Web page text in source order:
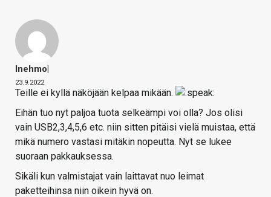
Inehmo|
23.9.2022
Teille ei kyllä näköjään kelpaa mikään.
Eihän tuo nyt paljoa tuota selkeämpi voi olla? Jos olisi
vain USB2,3,4,5,6 etc. niin sitten pitäisi vielä muistaa, että
mikä numero vastasi mitäkin nopeutta. Nyt se lukee
suoraan pakkauksessa.
Sikäli kun valmistajat vain laittavat nuo leimat
paketteihinsa niin oikein hyvä on.